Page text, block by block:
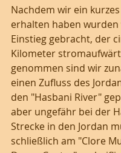
Nachdem wir ein
erhalten haben wurden
Einstieg gebracht, der
Kilometer
genommen sind wir
einen Zufluss des
den "Hasbani River"
aber ungefähr bei der
Strecke in den Jordan
schließlich am "Clore